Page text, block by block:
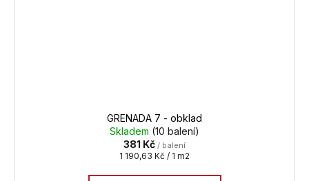
GRENADA 7 - obklad
Skladem (10 balení)
381 Kč / balení
Měrná
1 190,63 Kč / 1 m2